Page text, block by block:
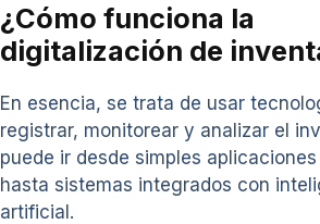
¿Cómo funciona la
digitalización de
En esencia, se trata de usar
registrar, monitorear y analizar el
puede ir desde simples
hasta sistemas integrados con
artificial.